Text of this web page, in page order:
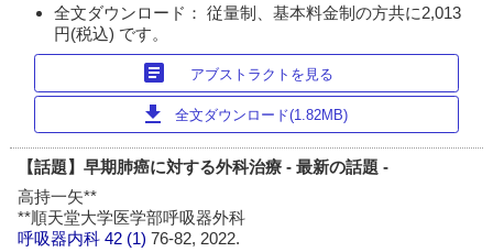
全文ダウンロード： 従量制、基本料金制の方共に2,013
円(税込) です。
article アブストラクトを見る
download 全文ダウンロード(1.82MB)
【話題】早期肺癌に対する外科治療 - 最新の話題 -
高持一矢**
**順天堂大学医学部呼吸器外科
呼吸器内科 42 (1)76-82, 2022.